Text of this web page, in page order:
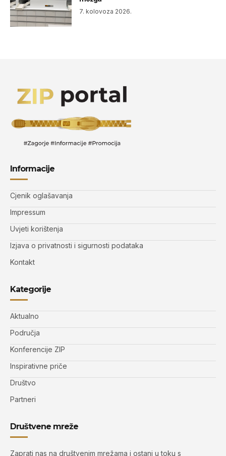
7. kolovoza 2026.
Informacije
Cjenik oglašavanja
Impressum
Uvjeti korištenja
Izjava o privatnosti i sigurnosti podataka
Kontakt
Kategorije
Aktualno
Područja
Konferencije ZIP
Inspirativne priče
Društvo
Partneri
Društvene mreže
Zaprati nas na društvenim mrežama i ostani u toku s